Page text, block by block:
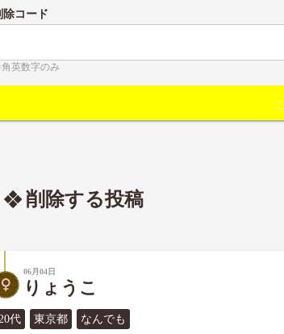
除コード
英数字のみ
削除する投稿
06月04日
りょうこ
20代 東京都 なんでも